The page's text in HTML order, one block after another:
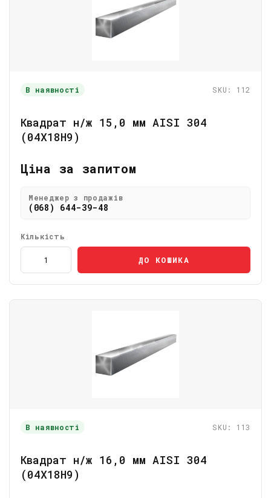
В наявності SKU: 112
Квадрат н/ж 15,0 мм AISI 304
(04Х18Н9)
Ціна за запитом
Менеджер з продажів
(068) 644-39-48
Кількість
ДО КОШИКА
В наявності SKU: 113
Квадрат н/ж 16,0 мм AISI 304
(04Х18Н9)